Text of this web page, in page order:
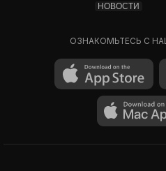
НОВОСТИ
ОЗНАКОМЬТЕСЬ С